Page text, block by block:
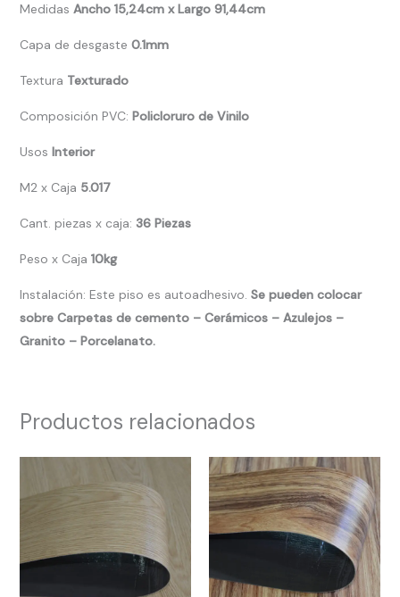
Medidas Ancho 15,24cm x Largo 91,44cm
Capa de desgaste 0.1mm
Textura Texturado
Composición PVC: Policloruro de Vinilo
Usos Interior
M2 x Caja 5.017
Cant. piezas x caja: 36 Piezas
Peso x Caja 10kg
Instalación: Este piso es autoadhesivo. Se pueden colocar
sobre Carpetas de cemento – Cerámicos – Azulejos –
Granito – Porcelanato.
Productos relacionados